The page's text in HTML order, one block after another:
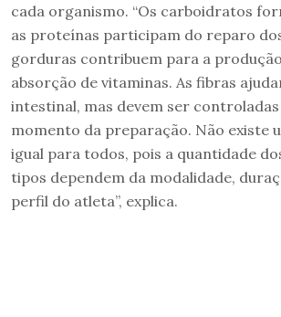
cada organismo. “Os carboidratos
as proteínas participam do reparo
gorduras contribuem para a
absorção de vitaminas. As fibras
intestinal, mas devem ser
momento da preparação. Não existe
igual para todos, pois a quantidade
tipos dependem da modalidade,
perfil do atleta”, explica.